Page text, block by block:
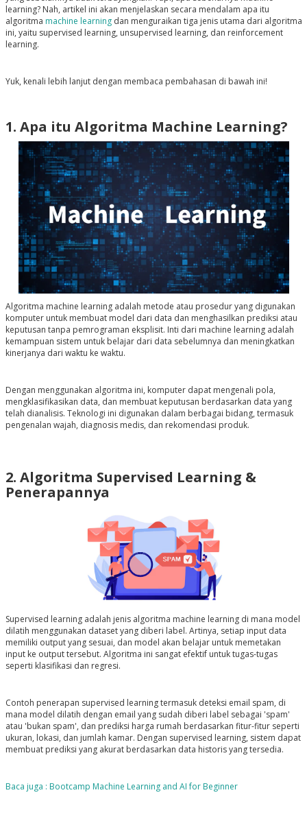
learning? Nah, artikel ini akan menjelaskan secara mendalam apa itu
algoritma machine learningdan menguraikan tiga jenis utama dari algoritma
ini, yaitu supervised learning, unsupervised learning, dan reinforcement
learning.
Yuk, kenali lebih lanjut dengan membaca pembahasan di bawah ini!
1. Apa itu Algoritma Machine Learning?
Algoritma machine learning adalah metode atau prosedur yang digunakan
komputer untuk membuat model dari data dan menghasilkan prediksi atau
keputusan tanpa pemrograman eksplisit. Inti dari machine learning adalah
kemampuan sistem untuk belajar dari data sebelumnya dan meningkatkan
kinerjanya dari waktu ke waktu.
Dengan menggunakan algoritma ini, komputer dapat mengenali pola,
mengklasifikasikan data, dan membuat keputusan berdasarkan data yang
telah dianalisis. Teknologi ini digunakan dalam berbagai bidang, termasuk
pengenalan wajah, diagnosis medis, dan rekomendasi produk.
2. Algoritma Supervised Learning &
Penerapannya
Supervised learning adalah jenis algoritma machine learning di mana model
dilatih menggunakan dataset yang diberi label. Artinya, setiap input data
memiliki output yang sesuai, dan model akan belajar untuk memetakan
input ke output tersebut. Algoritma ini sangat efektif untuk tugas-tugas
seperti klasifikasi dan regresi.
Contoh penerapan supervised learning termasuk deteksi email spam, di
mana model dilatih dengan email yang sudah diberi label sebagai 'spam'
atau 'bukan spam', dan prediksi harga rumah berdasarkan fitur-fitur seperti
ukuran, lokasi, dan jumlah kamar. Dengan supervised learning, sistem dapat
membuat prediksi yang akurat berdasarkan data historis yang tersedia.
Baca juga : Bootcamp Machine Learning and AI for Beginner